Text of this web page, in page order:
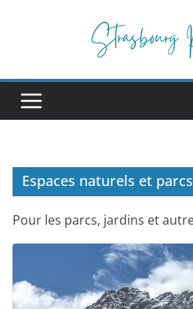
Espaces naturels et parcs
Pour les parcs, jardins et